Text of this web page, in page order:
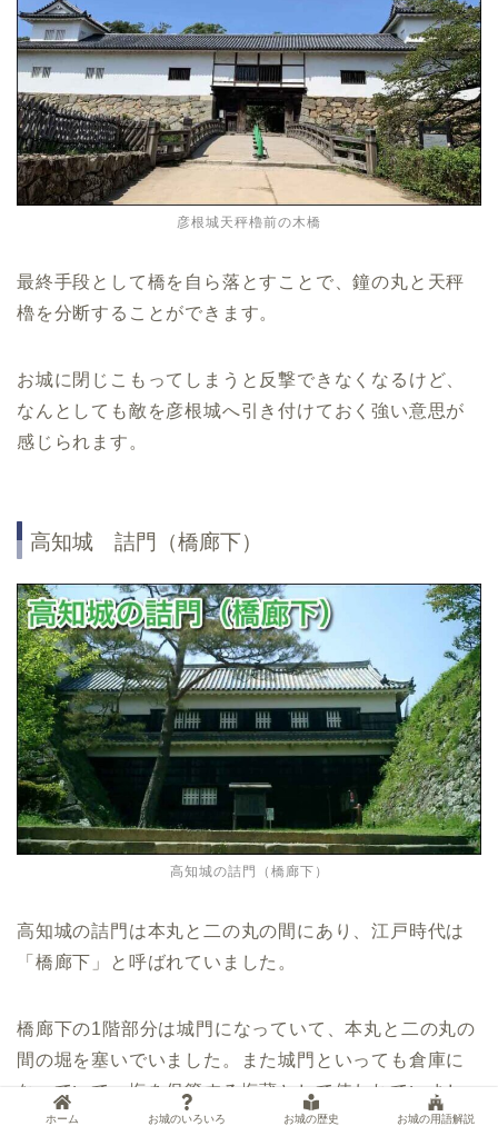
彦根城天秤櫓前の木橋
最終手段として橋を自ら落とすことで、鐘の丸と天秤
櫓を分断することができます。
お城に閉じこもってしまうと反撃できなくなるけど、
なんとしても敵を彦根城へ引き付けておく強い意思が
感じられます。
高知城 詰門（橋廊下）
高知城の詰門（橋廊下）
高知城の詰門は本丸と二の丸の間にあり、江戸時代は
「橋廊下」と呼ばれていました。
橋廊下の1階部分は城門になっていて、本丸と二の丸の
間の堀を塞いでいました。また城門といっても倉庫に
なっていて、塩を保管する塩蔵として使われていまし
た。ホーム お城のいろいろ お城の歴史 お城の用語解説